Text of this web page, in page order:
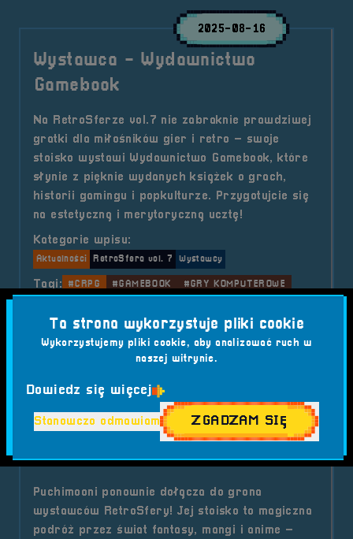
2025-08-16
Wystawca - Wydawnictwo
Gamebook
Na RetroSferze vol.7 nie zabraknie prawdziwej
gratki dla miłośników gier i retro – swoje
stoisko wystawi Wydawnictwo Gamebook, które
słynie z pięknie wydanych książek o grach,
historii gamingu i popkulturze. Przygotujcie się
na estetyczną i merytoryczną ucztę!
Kategorie wpisu:
Aktualności RetroSfera vol. 7 Wystawcy
Tagi: #CRPG #GAMEBOOK
#GRY KOMPUTEROWE
#POINT AND CLICK
#RETRO
#RETROSFERA
#WYDAWNICTWO
#WYSTAWCA
2025-08-05
Wystawcy - Puchimooni
Puchimooni ponownie dołącza do grona
wystawców RetroSfery! Jej stoisko to magiczna
podróż przez świat fantasy, mangi i anime –
Ta strona wykorzystuje pliki cookie
Wykorzystujemy pliki cookie, aby analizować ruch w
naszej witrynie.
Dowiedz się więcej
Stanowczo odmawiam ZGADZAM SIĘ